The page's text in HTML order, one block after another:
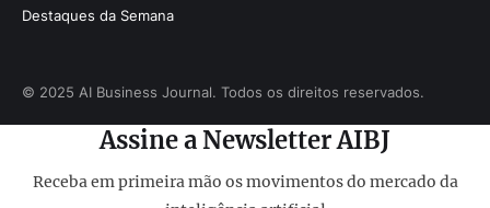
Destaques da Semana
© 2025 AI Business Journal. Todos os direitos reservados.
Assine a Newsletter AIBJ
Receba em primeira mão os movimentos do mercado da